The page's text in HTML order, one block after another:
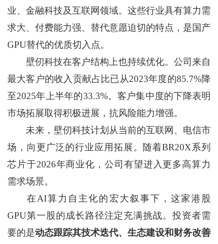
业、金融科技及互联网领域。这些行业具有算力需
求大、付费能力强、替代意愿迫切的特点，是国产
GPU替代的优质切入点。
壁仞科技在客户结构上也持续优化。公司来自
最大客户的收入贡献占比已从2023年度的85.7%降
至2025年上半年的33.3%。客户集中度的下降表明
市场拓展取得积极进展，抗风险能力增强。
未来，壁仞科技计划从当前的互联网、电信市
场，向更广泛的行业应用拓展。随着BR20X系列
芯片于2026年商业化，公司有望进入更多高算力
需求场景。
在AI算力自主化的宏大叙事下，这家港股
GPU第一股的成长路径注定充满挑战。投资者需
要的是动态跟踪其技术迭代、生态建设和财务改善